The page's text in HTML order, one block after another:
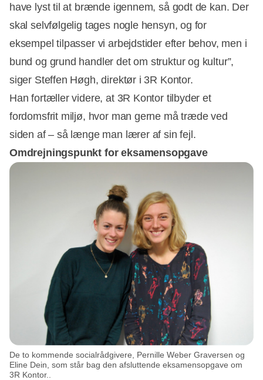
have lyst til at brænde igennem, så godt de kan. Der
skal selvfølgelig tages nogle hensyn, og for
eksempel tilpasser vi arbejdstider efter behov, men i
bund og grund handler det om struktur og kultur”,
siger Steffen Høgh, direktør i 3R Kontor.
Han fortæller videre, at 3R Kontor tilbyder et
fordomsfrit miljø, hvor man gerne må træde ved
siden af – så længe man lærer af sin fejl.
Omdrejningspunkt for eksamensopgave
De to kommende socialrådgivere, Pernille Weber Graversen og
Eline Dein, som står bag den afsluttende eksamensopgave om
3R Kontor..